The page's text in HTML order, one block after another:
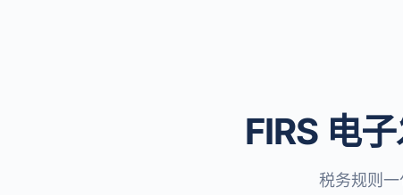
FIRS 电
税务规则